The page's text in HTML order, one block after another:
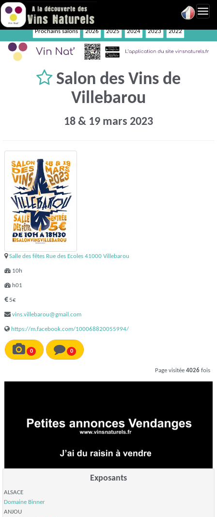
Prochains salons 2026 2025 2024 2023 2022
Salon des Vins de
Villebarou
18 & 19 mars 2023
Salle des fêtes Rue des Ecoles 41000 Villebarou
10h
h01
5€
vins.villebarou@gmail.com
https://m.facebook.com/100068820055994/
0 0
Page visitée 4026 fois
Exposants
ALSACE
Domaine Binner
ANJOU